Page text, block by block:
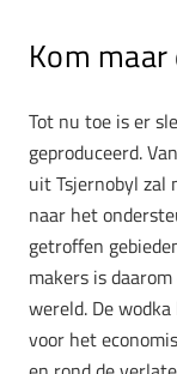
Kom
Tot nu toe is er
geproduceerd.
uit Tsjernobyl zal
naar het
getroffen
makers is
wereld. De
voor het